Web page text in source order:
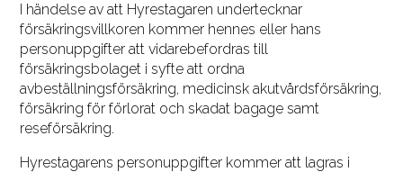
I händelse av att Hyrestagaren undertecknar
försäkringsvillkoren kommer hennes eller hans
personuppgifter att vidarebefordras till
försäkringsbolaget i syfte att ordna
avbeställningsförsäkring, medicinsk akutvårdsförsäkring,
försäkring för förlorat och skadat bagage samt
reseförsäkring.
Hyrestagarens personuppgifter kommer att lagras i